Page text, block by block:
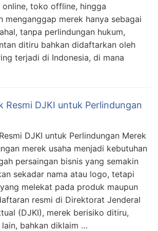
toko offline, hingga
menganggap merek hanya sebagai
tanpa perlindungan hukum,
ditiru bahkan didaftarkan oleh
terjadi di Indonesia, di mana
Resmi DJKI untuk Perlindungan
DJKI untuk Perlindungan Merek
merek usaha menjadi kebutuhan
persaingan bisnis yang semakin
sekadar nama atau logo, tetapi
melekat pada produk maupun
resmi di Direktorat Jenderal
(DJKI), merek berisiko ditiru,
bahkan diklaim …